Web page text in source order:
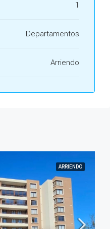
1
Departamentos
Arriendo
ARRIENDO